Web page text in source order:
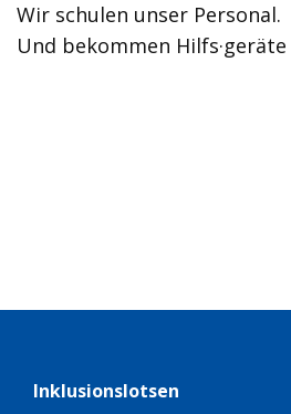
Wir schulen unser Personal.
Und bekommen Hilfs·geräte
Inklu­si­ons­lot­sen